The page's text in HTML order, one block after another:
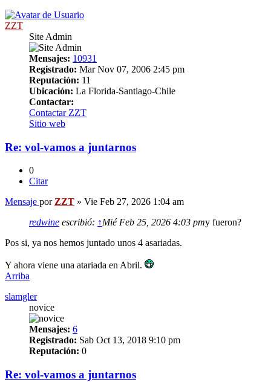
ZZT
Site Admin
Mensajes: 10931
Registrado: Mar Nov 07, 2006 2:45 pm
Reputación: 11
Ubicación: La Florida-Santiago-Chile
Contactar:
Contactar ZZT
Sitio web
Re: vol-vamos a juntarnos
0
Citar
Mensaje por ZZT » Vie Feb 27, 2026 1:04 am
redwine escribió: ↑Mié Feb 25, 2026 4:03 pmy fueron?
Pos si, ya nos hemos juntado unos 4 asariadas.
Y ahora viene una atariada en Abril.
Arriba
slamgler
novice
Mensajes: 6
Registrado: Sab Oct 13, 2018 9:10 pm
Reputación: 0
Re: vol-vamos a juntarnos